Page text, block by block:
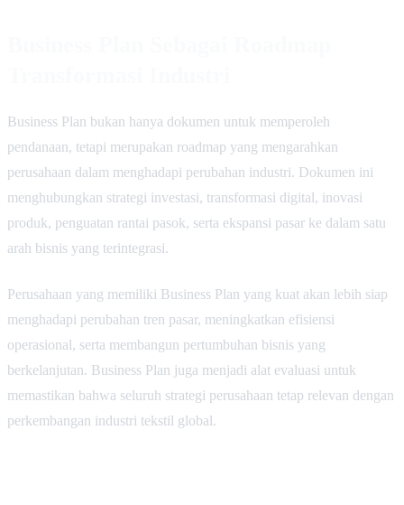
Business Plan bukan hanya dokumen untuk memperoleh
pendanaan, tetapi merupakan roadmap yang mengarahkan
perusahaan dalam menghadapi perubahan industri. Dokumen ini
menghubungkan strategi investasi, transformasi digital, inovasi
produk, penguatan rantai pasok, serta ekspansi pasar ke dalam satu
arah bisnis yang terintegrasi.
Perusahaan yang memiliki Business Plan yang kuat akan lebih siap
menghadapi perubahan tren pasar, meningkatkan efisiensi
operasional, serta membangun pertumbuhan bisnis yang
berkelanjutan. Business Plan juga menjadi alat evaluasi untuk
memastikan bahwa seluruh strategi perusahaan tetap relevan dengan
perkembangan industri tekstil global.